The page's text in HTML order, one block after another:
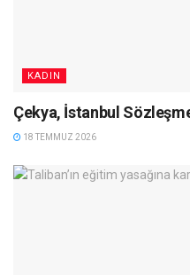
KADIN
Çekya, İstanbul
18 TEMMUZ 2026